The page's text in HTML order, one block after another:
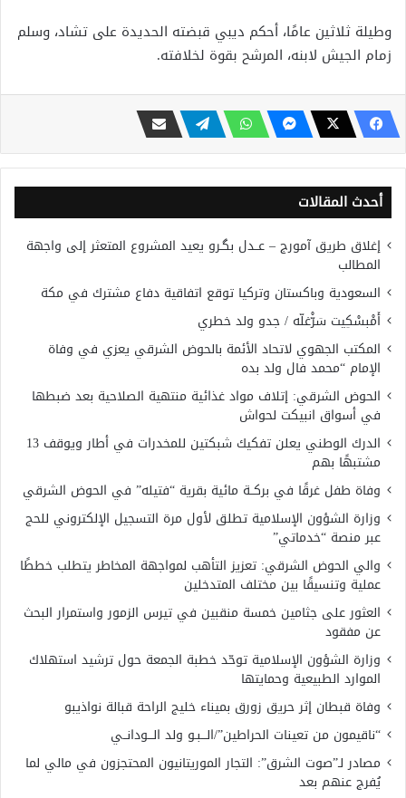
وطيلة ثلاثين عامًا، أحكم ديبي قبضته الحديدة على تشاد، وسلم
زمام الجيش لابنه، المرشح بقوة لخلافته.
أحدث المقالات
إغلاق طريق آمورج – عــدل بگـرو يعيد المشروع المتعثر إلى واجهة
المطالب
السعودية وباكستان وتركيا توقع اتفاقية دفاع مشترك في مكة
أَمْبسْكِيت سَرّْغلّه / جدو ولد خطري
المكتب الجهوي لاتحاد الأئمة بالحوض الشرقي يعزي في وفاة
الإمام “محمد فال ولد بده
الحوض الشرقي: إتلاف مواد غذائية منتهية الصلاحية بعد ضبطها
في أسواق انبيكت لحواش
الدرك الوطني يعلن تفكيك شبكتين للمخدرات في أطار ويوقف 13
مشتبهًا بهم
وفاة طفل غرقًا في بركــة مائية بقرية “فتيله” في الحوض الشرقي
وزارة الشؤون الإسلامية تطلق لأول مرة التسجيل الإلكتروني للحج
عبر منصة “خدماتي”
والي الحوض الشرقي: تعزيز التأهب لمواجهة المخاطر يتطلب خططًا
عملية وتنسيقًا بين مختلف المتدخلين
العثور على جثامين خمسة منقبين في تيرس الزمور واستمرار البحث
عن مفقود
وزارة الشؤون الإسلامية توحّد خطبة الجمعة حول ترشيد استهلاك
الموارد الطبيعية وحمايتها
وفاة قبطان إثر حريق زورق بميناء خليج الراحة قبالة نواذيبو
“ناقيمون من تعينات الحراطين”/الـــبـو ولد الـــودانــي
مصادر لـ”صوت الشرق”: التجار الموريتانيون المحتجزون في مالي لما
يُفرج عنهم بعد